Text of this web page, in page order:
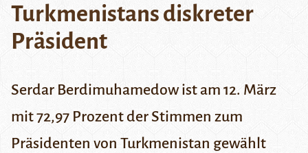
Turkmenistans diskreter
Präsident
Serdar Berdimuhamedow ist am 12. März
mit 72,97 Prozent der Stimmen zum
Präsidenten von Turkmenistan gewählt